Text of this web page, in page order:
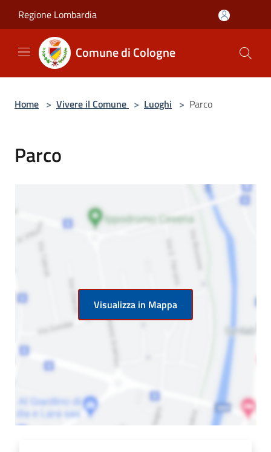
Regione Lombardia
Comune di Cologne
Home > Vivere il Comune > Luoghi > Parco
Parco
Visualizza in Mappa